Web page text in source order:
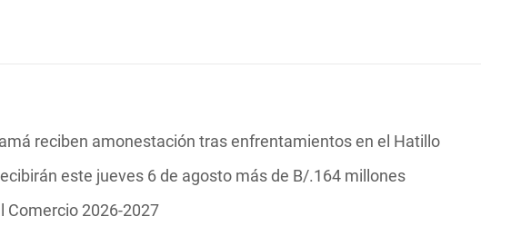
reciben amonestación tras enfrentamientos en el Hatillo
este jueves 6 de agosto más de B/.164 millones
Comercio 2026-2027